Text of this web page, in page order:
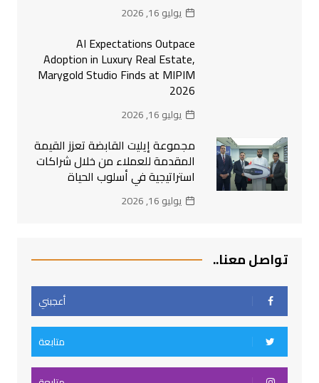
يوليو 16, 2026
AI Expectations Outpace
Adoption in Luxury Real Estate,
Marygold Studio Finds at MIPIM
2026
يوليو 16, 2026
مجموعة إيليت القابضة تعزز القيمة
المقدمة للعملاء من خلال شراكات
استراتيجية في أسلوب الحياة
يوليو 16, 2026
تواصل معنا..
أعجبني
متابعة